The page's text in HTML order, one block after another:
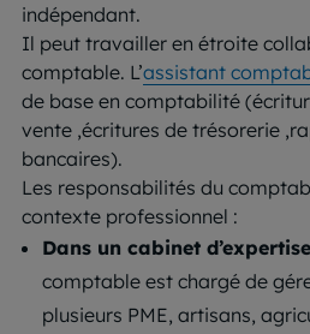
indépendant.
Il peut travailler en étroite
comptable. L’assistant
de base en comptabilité
vente ,écritures de trésorerie
bancaires).
Les responsabilités du
contexte professionnel :
Dans un cabinet
comptable est chargé de
plusieurs PME, artisans,